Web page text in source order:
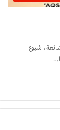
شيوع